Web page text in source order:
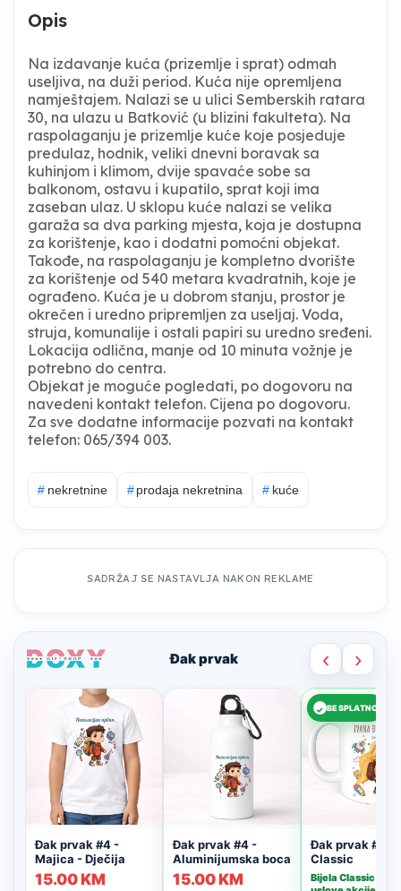
Opis
Na izdavanje kuća (prizemlje i sprat) odmah
useljiva, na duži period. Kuća nije opremljena
namještajem. Nalazi se u ulici Semberskih ratara
30, na ulazu u Batković (u blizini fakulteta). Na
raspolaganju je prizemlje kuće koje posjeduje
predulaz, hodnik, veliki dnevni boravak sa
kuhinjom i klimom, dvije spavaće sobe sa
balkonom, ostavu i kupatilo, sprat koji ima
zaseban ulaz. U sklopu kuće nalazi se velika
garaža sa dva parking mjesta, koja je dostupna
za korištenje, kao i dodatni pomoćni objekat.
Takođe, na raspolaganju je kompletno dvorište
za korištenje od 540 metara kvadratnih, koje je
ograđeno. Kuća je u dobrom stanju, prostor je
okrečen i uredno pripremljen za useljaj. Voda,
struja, komunalije i ostali papiri su uredno sređeni.
Lokacija odlična, manje od 10 minuta vožnje je
potrebno do centra.
Objekat je moguće pogledati, po dogovoru na
navedeni kontakt telefon. Cijena po dogovoru.
Za sve dodatne informacije pozvati na kontakt
telefon: 065/394 003.
# nekretnine # prodaja nekretnina # kuće
SADRŽAJ SE NASTAVLJA NAKON REKLAME